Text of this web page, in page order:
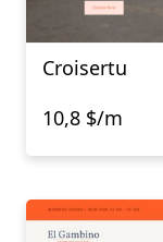
Croisertu
10,8 $/m